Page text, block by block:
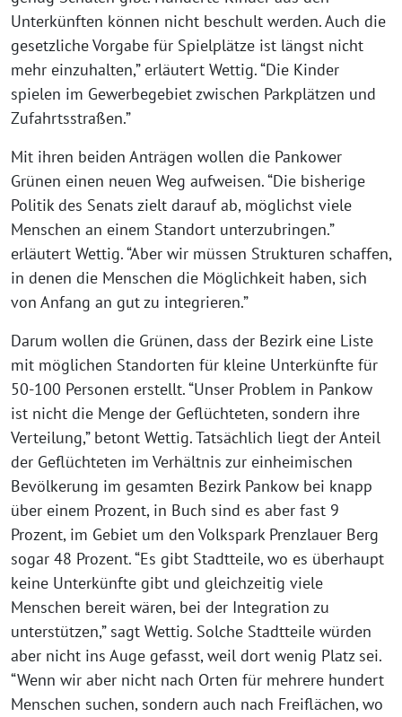
Unterkünften können nicht beschult werden. Auch die
gesetzliche Vorgabe für Spielplätze ist längst nicht
mehr einzuhalten,” erläutert Wettig. “Die Kinder
spielen im Gewerbegebiet zwischen Parkplätzen und
Zufahrtsstraßen.”
Mit ihren beiden Anträgen wollen die Pankower
Grünen einen neuen Weg aufweisen. “Die bisherige
Politik des Senats zielt darauf ab, möglichst viele
Menschen an einem Standort unterzubringen.”
erläutert Wettig. “Aber wir müssen Strukturen schaffen,
in denen die Menschen die Möglichkeit haben, sich
von Anfang an gut zu integrieren.”
Darum wollen die Grünen, dass der Bezirk eine Liste
mit möglichen Standorten für kleine Unterkünfte für
50-100 Personen erstellt. “Unser Problem in Pankow
ist nicht die Menge der Geflüchteten, sondern ihre
Verteilung,” betont Wettig. Tatsächlich liegt der Anteil
der Geflüchteten im Verhältnis zur einheimischen
Bevölkerung im gesamten Bezirk Pankow bei knapp
über einem Prozent, in Buch sind es aber fast 9
Prozent, im Gebiet um den Volkspark Prenzlauer Berg
sogar 48 Prozent. “Es gibt Stadtteile, wo es überhaupt
keine Unterkünfte gibt und gleichzeitig viele
Menschen bereit wären, bei der Integration zu
unterstützen,” sagt Wettig. Solche Stadtteile würden
aber nicht ins Auge gefasst, weil dort wenig Platz sei.
“Wenn wir aber nicht nach Orten für mehrere hundert
Menschen suchen, sondern auch nach Freiflächen, wo